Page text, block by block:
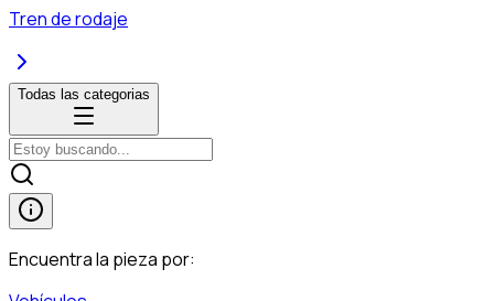
Tren de rodaje
Todas las categorias
Encuentra la pieza por: